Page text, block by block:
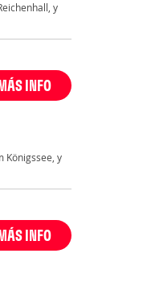
y
INFO
Königssee, y
INFO